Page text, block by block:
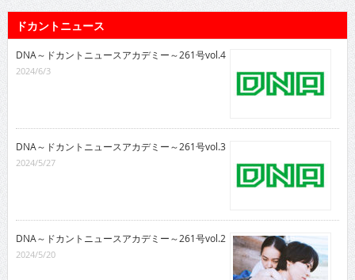
ドカントニュース
DNA～ドカントニュースアカデミー～261号vol.4
2024/6/3
DNA～ドカントニュースアカデミー～261号vol.3
2024/5/27
DNA～ドカントニュースアカデミー～261号vol.2
2024/5/20